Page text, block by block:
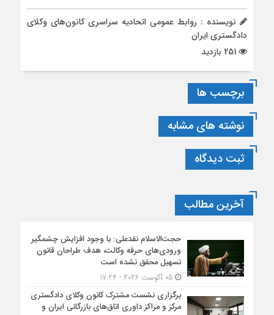
نویسنده : روابط عمومی اتحادیه سراسری کانون‌های وکلای
دادگستری ایران
برچسب ها
نوشته های مشابه
ثبت دیدگاه
آخرین مطالب
حجت‌الاسلام نقدعلی: با وجود افزایش چشمگیر
ورودی‌های حرفه وکالت، هدف طراحان قانون
تسهیل محقق نشده است
05 آگوست 2026 - 17:24
برگزاری نشست مشترک کانون وکلای دادگستری
مرکز و مراکز داوری اتاق‌های بازرگانی ایران و